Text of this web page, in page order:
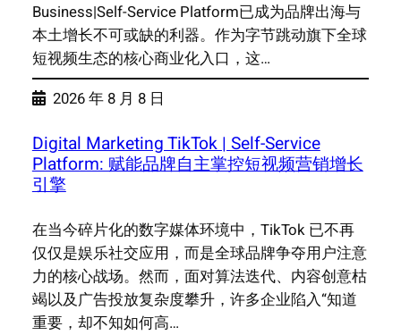
Business|Self-Service Platform已成为品牌出海与
本土增长不可或缺的利器。作为字节跳动旗下全球
短视频生态的核心商业化入口，这…
2026 年 8 月 8 日
Digital Marketing TikTok | Self-Service
Platform: 赋能品牌自主掌控短视频营销增长
引擎
在当今碎片化的数字媒体环境中，TikTok 已不再
仅仅是娱乐社交应用，而是全球品牌争夺用户注意
力的核心战场。然而，面对算法迭代、内容创意枯
竭以及广告投放复杂度攀升，许多企业陷入“知道
重要，却不知如何高…